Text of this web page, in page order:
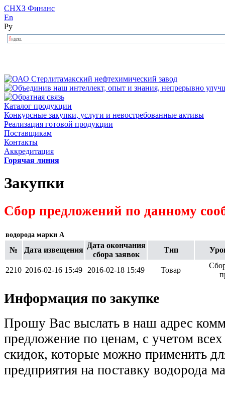
СНХЗ Финанс
En
Ру
Каталог продукции
Конкурсные закупки, услуги и невостребованные активы
Реализация готовой продукции
Поставщикам
Контакты
Аккредитация
Горячая линия
Закупки
Сбор предложений по данному
водорода марки А
№ Дата извещения
Дата окончания
сбора заявок
Тип
2210 2016-02-16 15:49 2016-02-18 15:49 Товар
Информация по закупке
Прошу Вас выслать в наш адрес
предложение по ценам, с учетом
скидок, которые можно применить
предприятия на поставку водорода